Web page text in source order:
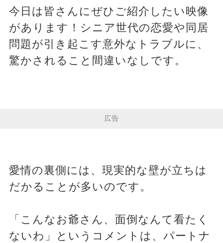
今日は皆さんにぜひご紹介したい映像
があります！シニア世代の恋愛や同居
問題が引き起こす意外なトラブルに、
驚かされること間違いなしです。
広告
愛情の裏側には、現実的な壁が立ちは
だかることが多いのです。
「こんなお爺さん、面倒なんて看たく
ないわ」というコメントは、パートナ